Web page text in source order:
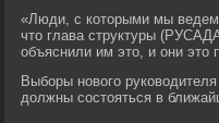
«Люди, с которыми мы
что глава структуры
объяснили им это, и они это
Выборы нового
должны состояться в